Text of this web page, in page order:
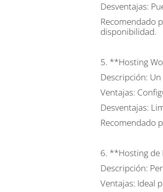
Desventajas:
Recomendado
disponibilidad.
5. **Hosting
Descripción:
Ventajas:
Desventajas:
Recomendado
6. **Hosting de
Descripción:
Ventajas: Ideal